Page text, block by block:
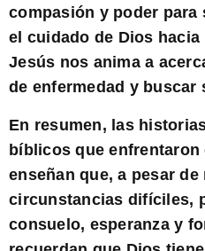
compasión y poder para
el cuidado de Dios
Jesús nos anima a
de enfermedad y buscar
En resumen, las
bíblicos que enfrentaron
enseñan que, a pesar de
circunstancias difíciles,
consuelo, esperanza y